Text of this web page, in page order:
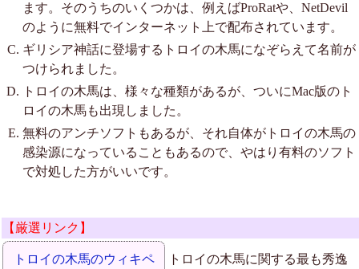
ます。そのうちのいくつかは、例えばProRatや、NetDevil
のように無料でインターネット上で配布されています。
ギリシア神話に登場するトロイの木馬になぞらえて名前が
つけられました。
トロイの木馬は、様々な種類があるが、ついにMac版のト
ロイの木馬も出現しました。
無料のアンチソフトもあるが、それ自体がトロイの木馬の
感染源になっていることもあるので、やはり有料のソフト
で対処した方がいいです。
【厳選リンク】
トロイの木馬のウィキペ
トロイの木馬に関する最も秀逸